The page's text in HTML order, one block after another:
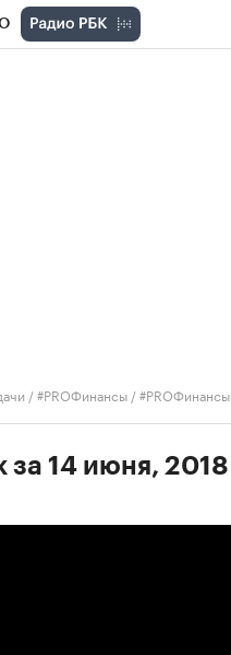
/#PROФинансы /#PROФинансы
за 14 июня, 2018